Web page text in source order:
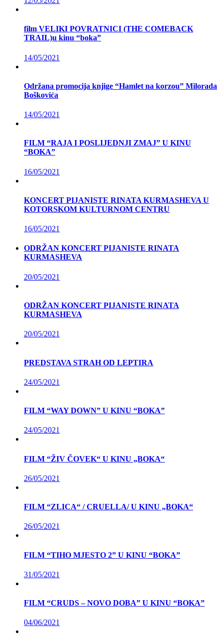
film VELIKI POVRATNICI (THE COMEBACK
TRAIL)u kinu “boka”
14/05/2021
Održana promocija knjige “Hamlet na korzou” Milorada
Boškovića
14/05/2021
FILM “RAJA I POSLIJEDNJI ZMAJ” U KINU
“BOKA”
16/05/2021
KONCERT PIJANISTE RINATA KURMASHEVA U
KOTORSKOM KULTURNOM CENTRU
16/05/2021
ODRŽAN KONCERT PIJANISTE RINATA
KURMASHEVA
20/05/2021
ODRŽAN KONCERT PIJANISTE RINATA
KURMASHEVA
20/05/2021
PREDSTAVA STRAH OD LEPTIRA
24/05/2021
FILM “WAY DOWN” U KINU “BOKA”
24/05/2021
FILM “ŽIV ČOVEK“ U KINU „BOKA“
26/05/2021
FILM “ZLICA“ / CRUELLA/ U KINU „BOKA“
26/05/2021
FILM “TIHO MJESTO 2” U KINU “BOKA”
31/05/2021
FILM “CRUDS – NOVO DOBA” U KINU “BOKA”
04/06/2021